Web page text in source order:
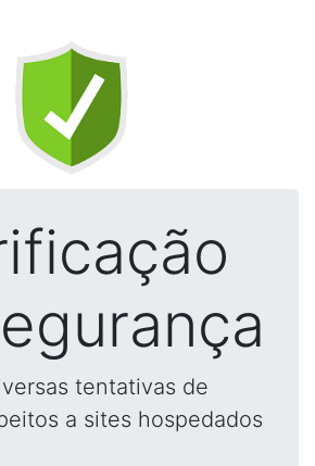
tentativas de
a sites hospedados